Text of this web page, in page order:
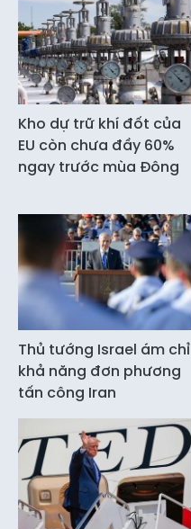
Kho dự trữ khí đốt của
EU còn chưa đầy 60%
ngay trước mùa Đông
Thủ tướng Israel ám chỉ
khả năng đơn phương
tấn công Iran